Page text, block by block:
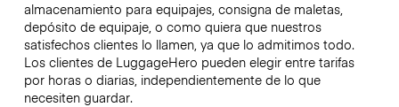
almacenamiento para equipajes, consigna de maletas,
depósito de equipaje, o como quiera que nuestros
satisfechos clientes lo llamen, ya que lo admitimos todo.
Los clientes de LuggageHero pueden elegir entre tarifas
por horas o diarias, independientemente de lo que
necesiten guardar.